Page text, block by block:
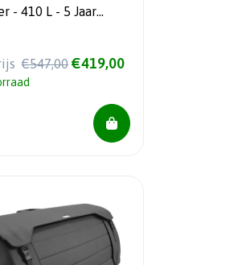
- 410 L - 5 Jaar
€547,00 €419,00